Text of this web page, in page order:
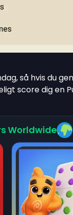
så hvis du
score dig en
Worldwide